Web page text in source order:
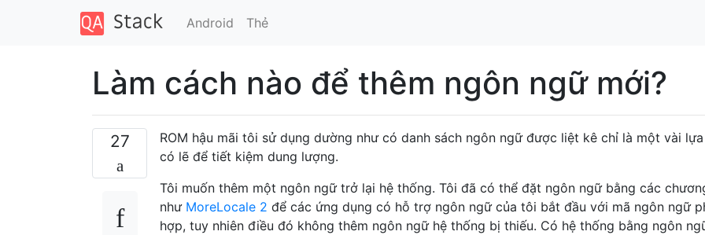
Android Thẻ
Làm cách nào để thêm ngôn ngữ mới?
27
ROM hậu mãi tôi sử dụng dường như có danh sách ngôn ngữ được liệt kê chỉ là một vài
có lẽ để tiết kiệm dung lượng.
Tôi muốn thêm một ngôn ngữ trở lại hệ thống. Tôi đã có thể đặt ngôn ngữ bằng các
như MoreLocale 2 để các ứng dụng có hỗ trợ ngôn ngữ của tôi bắt đầu với mã ngôn ngữ
hợp, tuy nhiên điều đó không thêm ngôn ngữ hệ thống bị thiếu. Có hệ thống bằng ngôn